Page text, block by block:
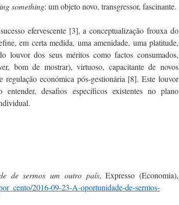
something: um objeto novo, transgressor, fascinante.
efervescente [3], a conceptualização frouxa do
em certa medida, uma amenidade, uma platitude,
louvor dos seus méritos como factos consumados,
bom de mostrar), virtuoso, capacitante de novos
regulação económica pós-gestionária [8]. Este louvor
desafios específicos existentes no plano
de sermos um outro país, Expresso (Economia),
2016-09-23-A-oportunidade-de-sermos-